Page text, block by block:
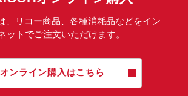
、リコー商品、各種消耗品などをイン
ットでご注文いただけます。
オンライン購入はこちら